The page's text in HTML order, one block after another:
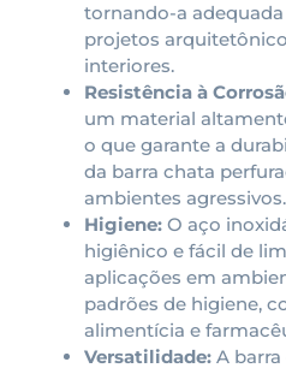
tornando-a
projetos
interiores.
Resistência à
um material
o que garante a
da barra chata
ambientes agressivos.
Higiene: O aço
higiênico e fácil de
aplicações em
padrões de higiene,
alimentícia e
Versatilidade: A